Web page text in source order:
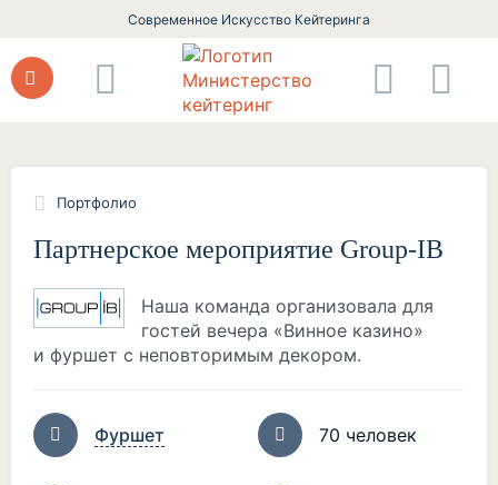
Современное Искусство Кейтеринга
Портфолио
Партнерское мероприятие Group-IB
Наша команда организовала для
гостей вечера «Винное казино»
и фуршет с неповторимым декором.
Фуршет 70 человек